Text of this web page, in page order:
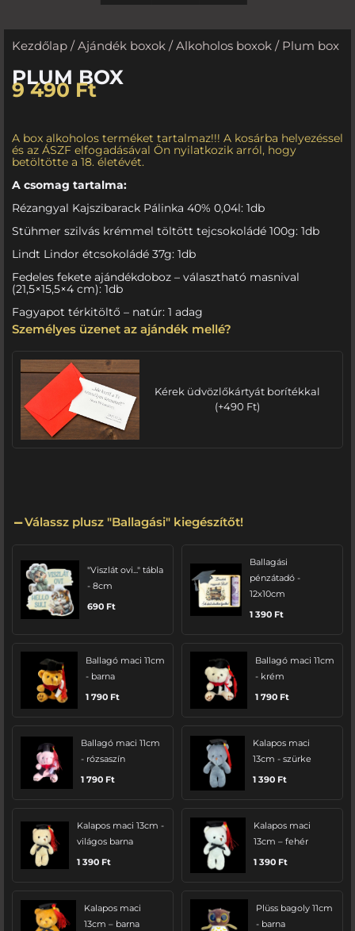
Kezdőlap /Ajándék boxok /Alkoholos boxok / Plum box
PLUM BOX
9 490 Ft
A box alkoholos terméket tartalmaz!!! A kosárba helyezéssel
és az ÁSZF elfogadásával Ön nyilatkozik arról, hogy
betöltötte a 18. életévét.
A csomag tartalma:
Rézangyal Kajszibarack Pálinka 40% 0,04l: 1db
Stühmer szilvás krémmel töltött tejcsokoládé 100g: 1db
Lindt Lindor étcsokoládé 37g: 1db
Fedeles fekete ajándékdoboz – választható masnival
(21,5×15,5×4 cm): 1db
Fagyapot térkitöltő – natúr: 1 adag
Személyes üzenet az ajándék mellé?
Kérek üdvözlőkártyát borítékkal
(+490 Ft)
Válassz plusz "Ballagási" kiegészítőt!
"Viszlát ovi..." tábla
- 8cm
690 Ft
Ballagási
pénzátadó -
12x10cm
1 390 Ft
Ballagó maci 11cm
- barna
1 790 Ft
Ballagó maci 11cm
- krém
1 790 Ft
Ballagó maci 11cm
- rózsaszín
1 790 Ft
Kalapos maci
13cm - szürke
1 390 Ft
Kalapos maci 13cm -
világos barna
1 390 Ft
Kalapos maci
13cm – fehér
1 390 Ft
Kalapos maci
13cm – barna
Plüss bagoly 11cm
- barna